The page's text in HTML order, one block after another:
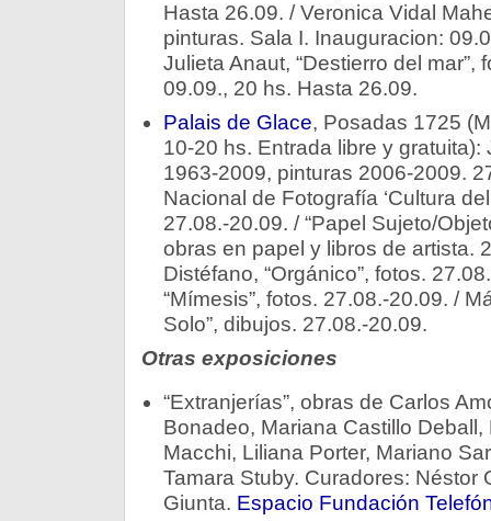
Hasta 26.09. / Veronica Vidal
pinturas. Sala I. Inauguracion:
Julieta Anaut, “Destierro del mar”,
09.09., 20 hs. Hasta 26.09.
Palais de Glace, Posadas 1725
10-20 hs. Entrada libre y
1963-2009, pinturas 2006-2009.
Nacional de Fotografía ‘Cultura
27.08.-20.09. / “Papel Sujeto/
obras en papel y libros de artista.
Distéfano, “Orgánico”, fotos.
“Mímesis”, fotos. 27.08.-20.09. /
Solo”, dibujos. 27.08.-20.09.
Otras exposiciones
“Extranjerías”, obras de Carlos
Bonadeo, Mariana Castillo
Macchi, Liliana Porter, Mariano
Tamara Stuby. Curadores: Néstor
Giunta. Espacio Fundación